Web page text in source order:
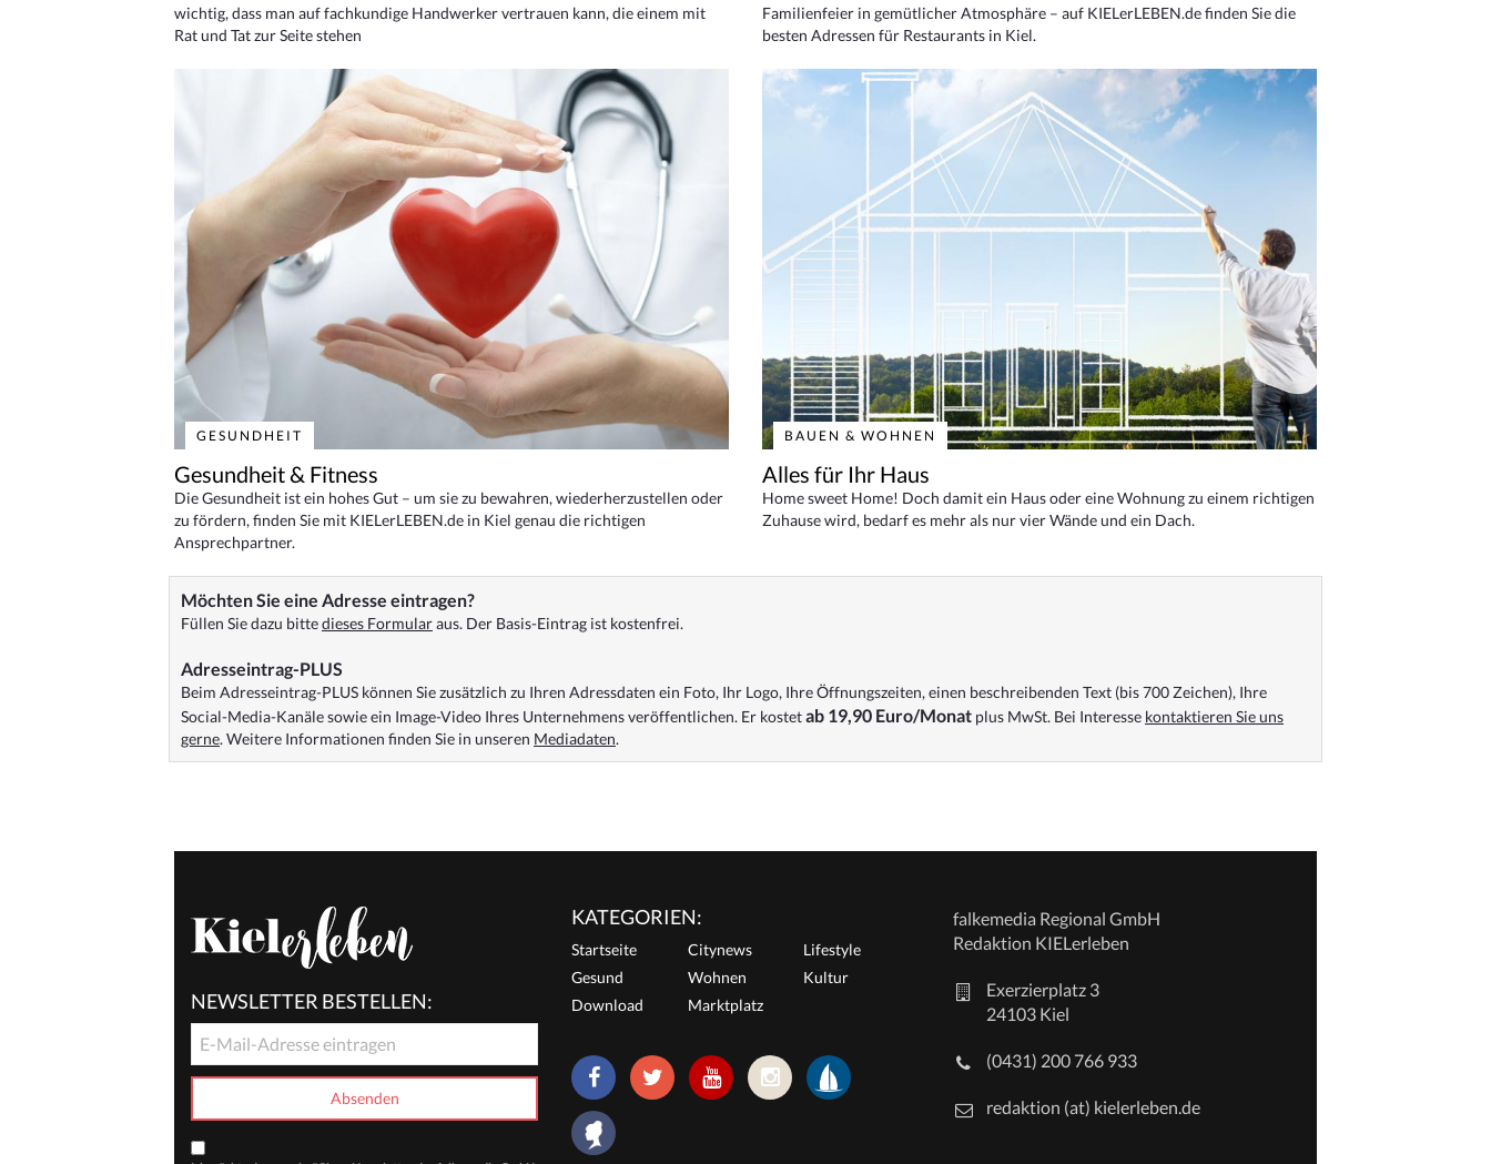
wichtig, dass man auf fachkundige Handwerker vertrauen kann, die einem mit
Rat und Tat zur Seite stehen
Familienfeier in gemütlicher Atmosphäre – auf KIELerLEBEN.de finden Sie die
besten Adressen für Restaurants in Kiel.
GESUNDHEIT
Gesundheit & Fitness
Die Gesundheit ist ein hohes Gut – um sie zu bewahren, wiederherzustellen oder
zu fördern, finden Sie mit KIELerLEBEN.de in Kiel genau die richtigen
Ansprechpartner.
BAUEN & WOHNEN
Alles für Ihr Haus
Home sweet Home! Doch damit ein Haus oder eine Wohnung zu einem richtigen
Zuhause wird, bedarf es mehr als nur vier Wände und ein Dach.
Möchten Sie eine Adresse eintragen?
Füllen Sie dazu bittedieses Formularaus. Der Basis-Eintrag ist kostenfrei.
Adresseintrag-PLUS
Beim Adresseintrag-PLUS können Sie zusätzlich zu Ihren Adressdaten ein Foto, Ihr Logo, Ihre Öffnungszeiten, einen beschreibenden Text (bis 700 Zeichen), Ihre
Social-Media-Kanäle sowie ein Image-Video Ihres Unternehmens veröffentlichen. Er kostetab 19,90 Euro/Monat plus MwSt. Bei Interesse kontaktieren Sie uns
gerne. Weitere Informationen finden Sie in unseren Mediadaten.
NEWSLETTER BESTELLEN:
KATEGORIEN:
Startseite Citynews
Lifestyle
Gesund
Wohnen
Kultur
Download
Marktplatz
falkemedia Regional GmbH
Redaktion KIELerleben
Exerzierplatz 3
24103 Kiel
(0431) 200 766 933
redaktion (at) kielerleben.de